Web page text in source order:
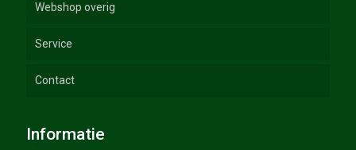
Elektrische Golftrolleys
GT-lijn
Duw Trolleys
Trolley accessoires
Webshop overig
Golftassen
Golfhandschoenen
Service
Handleidingen
Contact
Informatie